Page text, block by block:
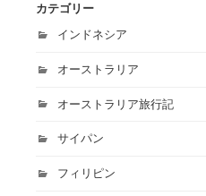
カテゴリー
インドネシア
オーストラリア
オーストラリア旅行記
サイパン
フィリピン